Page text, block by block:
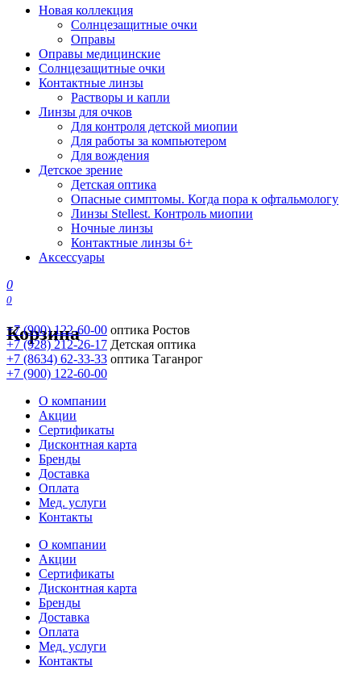
Новая коллекция
Солнцезащитные очки
Оправы
Оправы медицинские
Солнцезащитные очки
Контактные линзы
Растворы и капли
Линзы для очков
Для контроля детской миопии
Для работы за компьютером
Для вождения
Детское зрение
Детская оптика
Опасные симптомы. Когда пора к офтальмологу
Линзы Stellest. Контроль миопии
Ночные линзы
Контактные линзы 6+
Аксессуары
0
0
Корзина
+7 (900) 122-60-00 оптика Ростов
+7 (928) 212-26-17 Детская оптика
+7 (8634) 62-33-33 оптика Таганрог
+7 (900) 122-60-00
О компании
Акции
Сертификаты
Дисконтная карта
Бренды
Доставка
Оплата
Мед. услуги
Контакты
О компании
Акции
Сертификаты
Дисконтная карта
Бренды
Доставка
Оплата
Мед. услуги
Контакты